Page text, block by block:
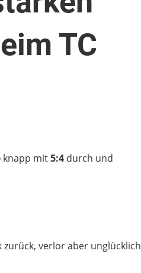
TC
knapp mit5:4durch und
verlor aber unglücklich